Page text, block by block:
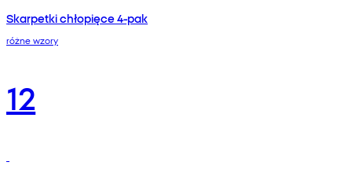
Skarpetki chłopięce 4-pak
różne wzory
12